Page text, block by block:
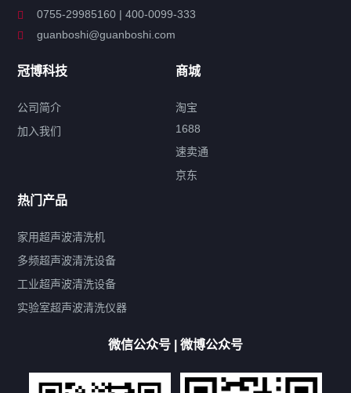
特种超声波洗净产品
超声波配件
产品标签
鼓泡 升降 抛动
带加热
功率可调
双波脱气
机械旋钮系列
厨具清洗机
超声波振板
高尔夫球杆清洗机
大型单槽带过滤系列
全自动/半自动系列
0755-29985160 | 400-0099-333
guanboshi@guanboshi.com
冠博科技
公司简介
加入我们
商城
淘宝
1688
速卖通
京东
热门产品
家用超声波清洗机
多频超声波清洗设备
工业超声波清洗设备
实验室超声波清洗仪器
微信公众号 | 微博公众号